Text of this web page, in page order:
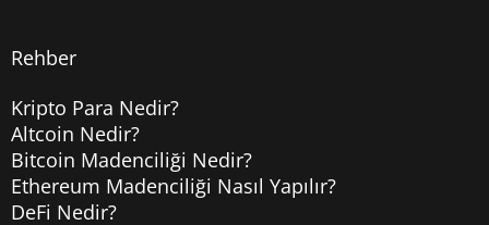
Rehber
Kripto Para Nedir?
Altcoin Nedir?
Bitcoin Madenciliği Nedir?
Ethereum Madenciliği Nasıl Yapılır?
DeFi Nedir?